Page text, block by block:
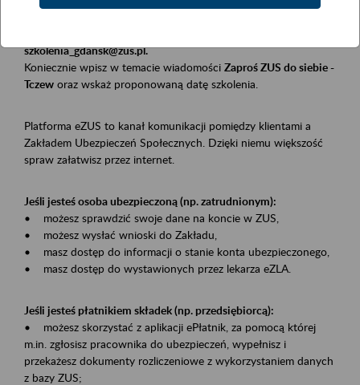
Szkolenie stacjonarne w siedzibie firmy, instytucji, urzędu.
szkolenia_gdansk@zus.pl.
Koniecznie wpisz w temacie wiadomości Zaproś ZUS do siebie -
Tczew oraz wskaż proponowaną datę szkolenia.
Platforma eZUS to kanał komunikacji pomiędzy klientami a
Zakładem Ubezpieczeń Społecznych. Dzięki niemu większość
spraw załatwisz przez internet.
Jeśli jesteś osoba ubezpieczoną (np. zatrudnionym):
• możesz sprawdzić swoje dane na koncie w ZUS,
• możesz wysłać wnioski do Zakładu,
• masz dostęp do informacji o stanie konta ubezpieczonego,
• masz dostęp do wystawionych przez lekarza eZLA.
Jeśli jesteś płatnikiem składek (np. przedsiębiorcą):
• możesz skorzystać z aplikacji ePłatnik, za pomocą której
m.in. zgłosisz pracownika do ubezpieczeń, wypełnisz i
przekażesz dokumenty rozliczeniowe z wykorzystaniem danych
z bazy ZUS;